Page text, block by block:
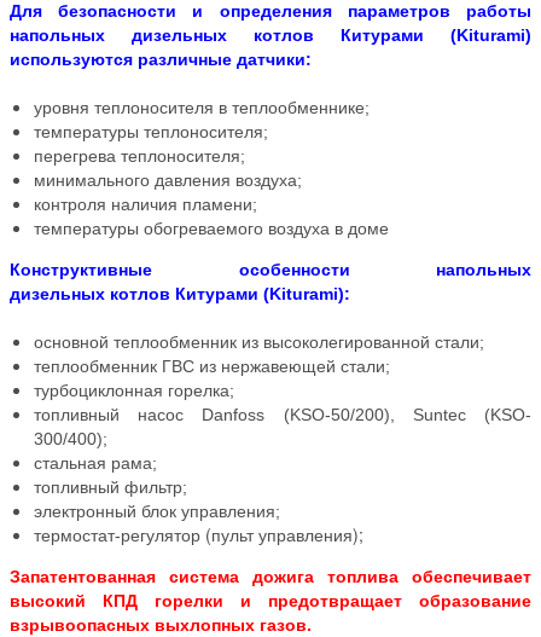
Для безопасности и определения параметров работы
напольных дизельных котлов Китурами (Kiturami)
используются различные датчики:
уровня теплоносителя в теплообменнике;
температуры теплоносителя;
перегрева теплоносителя;
минимального давления воздуха;
контроля наличия пламени;
температуры обогреваемого воздуха в доме
Конструктивные особенности напольных
дизельных котлов Китурами (Kiturami):
основной теплообменник из высоколегированной стали;
теплообменник ГВС из нержавеющей стали;
турбоциклонная горелка;
топливный насос Danfoss (KSO-50/200), Suntec (KSO-
300/400);
стальная рама;
топливный фильтр;
электронный блок управления;
термостат-регулятор (пульт управления);
Запатентованная система дожига топлива обеспечивает
высокий КПД горелки и предотвращает образование
взрывоопасных выхлопных газов.